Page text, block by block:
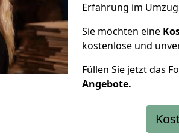
Erfahrung im
Sie möchten eine
kostenlose und
Füllen Sie jetzt das
Angebote.